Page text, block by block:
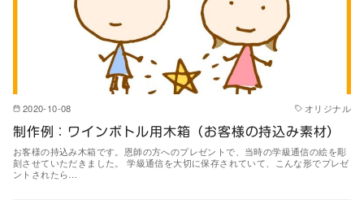
2020-10-08
オリジナル
制作例：ワインボトル用木箱（お客様の持込み素材）
お客様の持込み木箱です。恩師の方へのプレゼントで、当時の学級通信の絵を彫
刻させていただきました。 学級通信を大切に保存されていて、こんな形でプレゼ
ントされたら…